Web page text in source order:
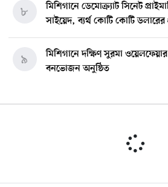
মিশিগানে ডেমোক্র্যাট সিনেট
সাইয়েদ, ব্যর্থ কোটি কোটি ডলারের
৮
মিশিগানে দক্ষিণ সুরমা
বনভোজন অনুষ্ঠিত
৯
বিশ্বজুড়ে কূটনৈতিক পুনর্বিন্যাস, ৫
১০
মিশিগানে ফ্রেন্ডস এন্ড ফ্যামিলির